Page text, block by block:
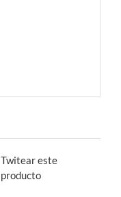
Twitear este
producto